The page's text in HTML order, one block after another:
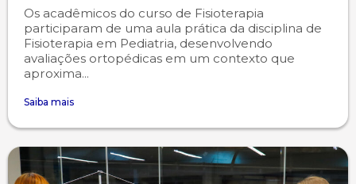
Os acadêmicos do curso de Fisioterapia
participaram de uma aula prática da disciplina de
Fisioterapia em Pediatria, desenvolvendo
avaliações ortopédicas em um contexto que
aproxima...
Saiba mais